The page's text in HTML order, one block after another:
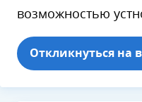
возможностью
Откликнуться на